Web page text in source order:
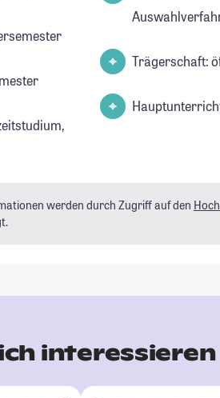
Trägerschaft:
werden durch Zugriff auf den
interessieren